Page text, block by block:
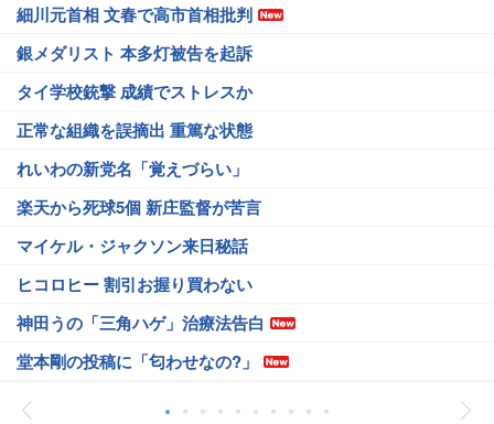
細川元首相 文春で高市首相批判
銀メダリスト 本多灯被告を起訴
タイ学校銃撃 成績でストレスか
正常な組織を誤摘出 重篤な状態
れいわの新党名「覚えづらい」
楽天から死球5個 新庄監督が苦言
マイケル・ジャクソン来日秘話
ヒコロヒー 割引お握り買わない
神田うの「三角ハゲ」治療法告白
堂本剛の投稿に「匂わせなの?」